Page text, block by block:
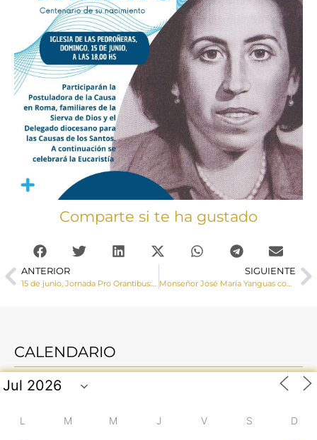
Comparte si te ha gustado
ANTERIOR SIGUIENTE
Monseñor José María Yanguas confirma a un numeroso grupo de adultos en la Catedral de Cuenca
CALENDARIO
L M M J V S D